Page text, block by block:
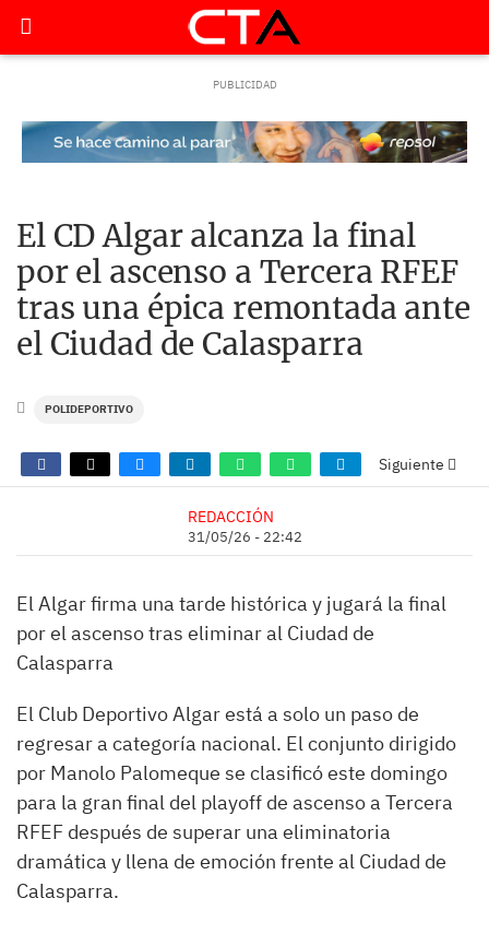
El CD Algar alcanza la final
por el ascenso a Tercera RFEF
tras una épica remontada ante
el Ciudad de Calasparra
POLIDEPORTIVO
Siguiente
REDACCIÓN
31/05/26 - 22:42
El Algar firma una tarde histórica y jugará la final
por el ascenso tras eliminar al Ciudad de
Calasparra
El Club Deportivo Algar está a solo un paso de
regresar a categoría nacional. El conjunto dirigido
por Manolo Palomeque se clasificó este domingo
para la gran final del playoff de ascenso a Tercera
RFEF después de superar una eliminatoria
dramática y llena de emoción frente al Ciudad de
Calasparra.